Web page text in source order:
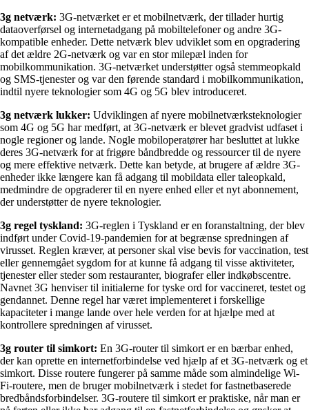
3g netværk: 3G-netværket er et mobilnetværk, der tillader hurtig
dataoverførsel og internetadgang på mobiltelefoner og andre 3G-
kompatible enheder. Dette netværk blev udviklet som en opgradering
af det ældre 2G-netværk og var en stor milepæl inden for
mobilkommunikation. 3G-netværket understøtter også stemmeopkald
og SMS-tjenester og var den førende standard i mobilkommunikation,
indtil nyere teknologier som 4G og 5G blev introduceret.
3g netværk lukker: Udviklingen af nyere mobilnetværksteknologier
som 4G og 5G har medført, at 3G-netværk er blevet gradvist udfaset i
nogle regioner og lande. Nogle mobiloperatører har besluttet at lukke
deres 3G-netværk for at frigøre båndbredde og ressourcer til de nyere
og mere effektive netværk. Dette kan betyde, at brugere af ældre 3G-
enheder ikke længere kan få adgang til mobildata eller taleopkald,
medmindre de opgraderer til en nyere enhed eller et nyt abonnement,
der understøtter de nyere teknologier.
3g regel tyskland: 3G-reglen i Tyskland er en foranstaltning, der blev
indført under Covid-19-pandemien for at begrænse spredningen af
virusset. Reglen kræver, at personer skal vise bevis for vaccination, test
eller gennemgået sygdom for at kunne få adgang til visse aktiviteter,
tjenester eller steder som restauranter, biografer eller indkøbscentre.
Navnet 3G henviser til initialerne for tyske ord for vaccineret, testet og
gendannet. Denne regel har været implementeret i forskellige
kapaciteter i mange lande over hele verden for at hjælpe med at
kontrollere spredningen af virusset.
3g router til simkort: En 3G-router til simkort er en bærbar enhed,
der kan oprette en internetforbindelse ved hjælp af et 3G-netværk og et
simkort. Disse routere fungerer på samme måde som almindelige Wi-
Fi-routere, men de bruger mobilnetværk i stedet for fastnetbaserede
bredbåndsforbindelser. 3G-routere til simkort er praktiske, når man er